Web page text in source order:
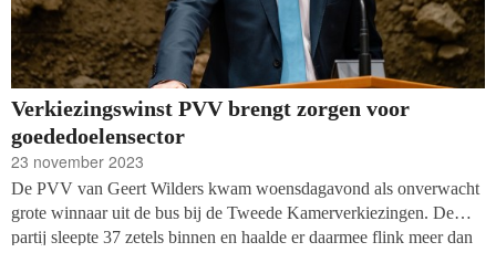
Verkiezingswinst PVV brengt zorgen voor
goededoelensector
23 november 2023
De PVV van Geert Wilders kwam woensdagavond als onverwacht
grote winnaar uit de bus bij de Tweede Kamerverkiezingen. De
partij sleepte 37 zetels binnen en haalde er daarmee flink meer dan